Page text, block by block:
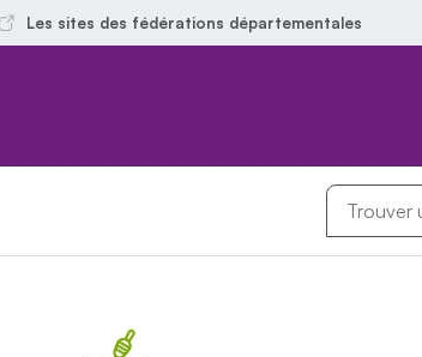
Les sites des fédérations départementales
Trouver